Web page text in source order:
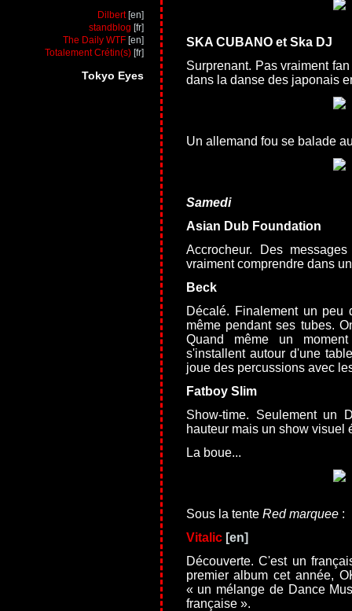
SKA CUBANO et Ska DJ
Surprenant. Pas vraiment
dans la danse des japonais
Un allemand fou se balade
Samedi
Asian Dub Foundation
Accrocheur. Des
vraiment comprendre dans
Beck
Décalé. Finalement un peu
même pendant ses tubes.
Quand même un
s'installent autour d'une
joue des percussions avec
Fatboy Slim
Show-time. Seulement un
hauteur mais un show visuel
La boue...
Sous la tente Red marquee:
Vitalic
Découverte. C'est un
premier album cet année,
« un mélange de Dance
française ».
Dilbert
standblog
The Daily WTF
Totalement Crétin(s)
Tokyo Eyes